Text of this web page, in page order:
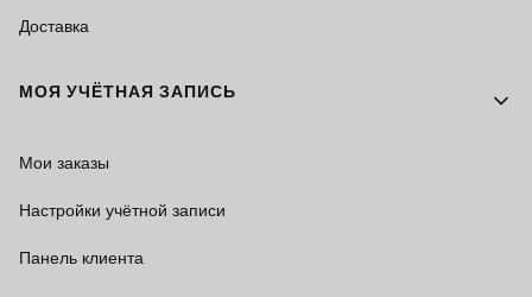
Доставка
МОЯ УЧЁТНАЯ ЗАПИСЬ
Мои заказы
Настройки учётной записи
Панель клиента